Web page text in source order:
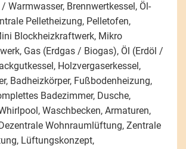
Warmwasser, Brennwertkessel, Öl-
Pelletheizung, Pelletofen,
Blockheizkraftwerk, Mikro
Gas (Erdgas / Biogas), Öl (Erdöl /
Holzvergaserkessel,
Badheizkörper, Fußbodenheizung,
Badezimmer, Dusche,
Waschbecken, Armaturen,
Wohnraumlüftung, Zentrale
Lüftungskonzept,